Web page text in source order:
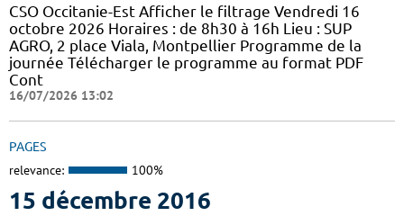
CSO Occitanie-Est Afficher le filtrage Vendredi 16
octobre 2026 Horaires : de 8h30 à 16h Lieu : SUP
AGRO, 2 place Viala, Montpellier Programme de la
journée Télécharger le programme au format PDF
Cont
16/07/2026 13:02
PAGES
relevance: 100%
15 décembre 2016